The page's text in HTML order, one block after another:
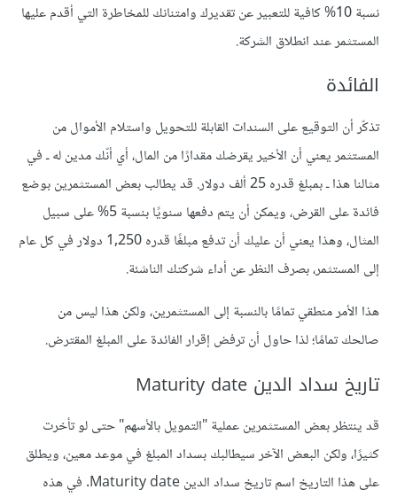
نسبة 10% كافية للتعبير عن تقديرك وامتنانك للمخاطرة التي أقدم عليها
المستثمر عند انطلاق الشركة.
الفائدة
تذكّر أن التوقيع على السندات القابلة للتحويل واستلام الأموال من
المستثمر يعني أن الأخير يقرضك مقدارًا من المال، أي أنّك مدين له ـ في
مثالنا هذا ـ بمبلغ قدره 25 ألف دولار. قد يطالب بعض المستثمرين بوضع
فائدة على القرض، ويمكن أن يتم دفعها سنويًا بنسبة 5% على سبيل
المثال، وهذا يعني أن عليك أن تدفع مبلغًا قدره 1,250 دولار في كل عام
إلى المستثمر، بصرف النظر عن أداء شركتك الناشئة.
هذا الأمر منطقي تمامًا بالنسبة إلى المستثمرين، ولكن هذا ليس من
صالحك تمامًا؛ لذا حاول أن ترفض إقرار الفائدة على المبلغ المقترض.
تاريخ سداد الدين Maturity date
قد ينتظر بعض المستثمرين عملية "التمويل بالأسهم" حتى لو تأخرت
كثيرًا، ولكن البعض الآخر سيطالبك بسداد المبلغ في موعد معين، ويطلق
على هذا التاريخ اسم تاريخ سداد الدين Maturity date. في هذه